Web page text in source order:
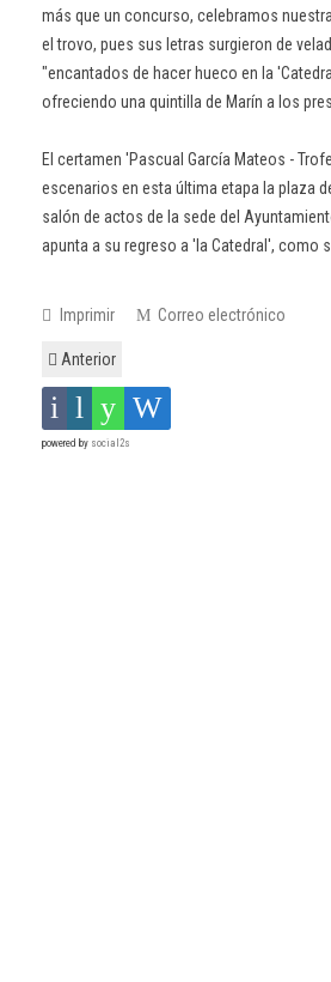
más que un concurso, celebramos
el trovo, pues sus letras surgieron de
"encantados de hacer hueco en la
ofreciendo una quintilla de Marín a los
El certamen 'Pascual García Mateos -
escenarios en esta última etapa la plaza
salón de actos de la sede del
apunta a su regreso a 'la Catedral', como
Imprimir Correo electrónico
Anterior
powered by social2s